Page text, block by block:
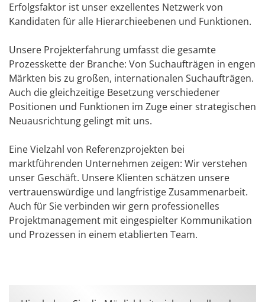
Erfolgsfaktor ist unser exzellentes Netzwerk von
Kandidaten für alle Hierarchieebenen und Funktionen.
Unsere Projekterfahrung umfasst die gesamte
Prozesskette der Branche: Von Suchaufträgen in engen
Märkten bis zu großen, internationalen Suchaufträgen.
Auch die gleichzeitige Besetzung verschiedener
Positionen und Funktionen im Zuge einer strategischen
Neuausrichtung gelingt mit uns.
Eine Vielzahl von Referenzprojekten bei
marktführenden Unternehmen zeigen: Wir verstehen
unser Geschäft. Unsere Klienten schätzen unsere
vertrauenswürdige und langfristige Zusammenarbeit.
Auch für Sie verbinden wir gern professionelles
Projektmanagement mit eingespielter Kommunikation
und Prozessen in einem etablierten Team.